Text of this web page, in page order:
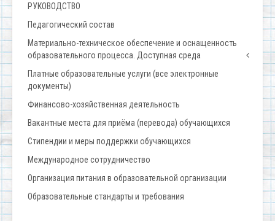
РУКОВОДСТВО
Педагогический состав
Материально-техническое обеспечение и оснащенность
образовательного процесса. Доступная среда
Платные образовательные услуги (все электронные
документы)
Финансово-хозяйственная деятельность
Вакантные места для приёма (перевода) обучающихся
Стипендии и меры поддержки обучающихся
Международное сотрудничество
Организация питания в образовательной организации
Образовательные стандарты и требования